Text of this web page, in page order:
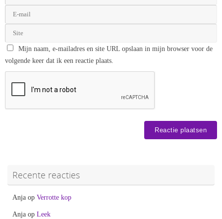
Mijn naam, e-mailadres en site URL opslaan in mijn browser voor de
volgende keer dat ik een reactie plaats.
Recente reacties
Anja op Verrotte kop
Anja op Leek